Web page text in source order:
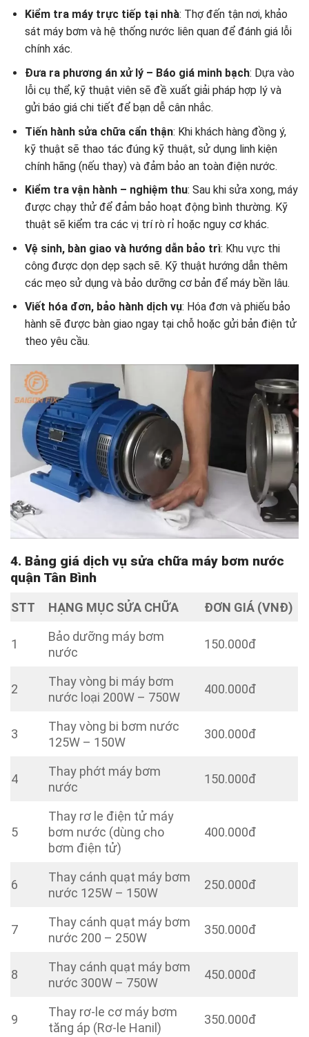
Kiểm tra máy trực tiếp tại nhà: Thợ đến tận nơi, khảo
sát máy bơm và hệ thống nước liên quan để đánh giá lỗi
chính xác.
Đưa ra phương án xử lý – Báo giá minh bạch: Dựa vào
lỗi cụ thể, kỹ thuật viên sẽ đề xuất giải pháp hợp lý và
gửi báo giá chi tiết để bạn dễ cân nhắc.
Tiến hành sửa chữa cẩn thận: Khi khách hàng đồng ý,
kỹ thuật sẽ thao tác đúng kỹ thuật, sử dụng linh kiện
chính hãng (nếu thay) và đảm bảo an toàn điện nước.
Kiểm tra vận hành – nghiệm thu: Sau khi sửa xong, máy
được chạy thử để đảm bảo hoạt động bình thường. Kỹ
thuật sẽ kiểm tra các vị trí rò rỉ hoặc nguy cơ khác.
Vệ sinh, bàn giao và hướng dẫn bảo trì: Khu vực thi
công được dọn dẹp sạch sẽ. Kỹ thuật hướng dẫn thêm
các mẹo sử dụng và bảo dưỡng cơ bản để máy bền lâu.
Viết hóa đơn, bảo hành dịch vụ: Hóa đơn và phiếu bảo
hành sẽ được bàn giao ngay tại chỗ hoặc gửi bản điện tử
theo yêu cầu.
4. Bảng giá dịch vụ sửa chữa máy bơm nước
quận Tân Bình
STT HẠNG MỤC SỬA CHỮA ĐƠN GIÁ (VNĐ)
1
Bảo dưỡng máy bơm
nước
150.000đ
2
Thay vòng bi máy bơm
nước loại 200W – 750W
400.000đ
3
Thay vòng bi bơm nước
125W – 150W
300.000đ
4
Thay phớt máy bơm
nước
150.000đ
5
Thay rơ le điện tử máy
bơm nước (dùng cho
bơm điện tử)
400.000đ
6
Thay cánh quạt máy bơm
nước 125W – 150W
250.000đ
7
Thay cánh quạt máy bơm
nước 200 – 250W
350.000đ
8
Thay cánh quạt máy bơm
nước 300W – 750W
450.000đ
9
Thay rơ-le cơ máy bơm
tăng áp (Rơ-le Hanil)
350.000đ